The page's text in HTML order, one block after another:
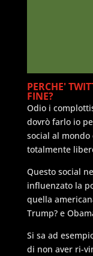
PERCHE'
FINE?
Odio i
dovrò farlo io
social al
totalmente
Questo social
influenzato la
quella
Trump? e
Si sa ad
di non aver ri-